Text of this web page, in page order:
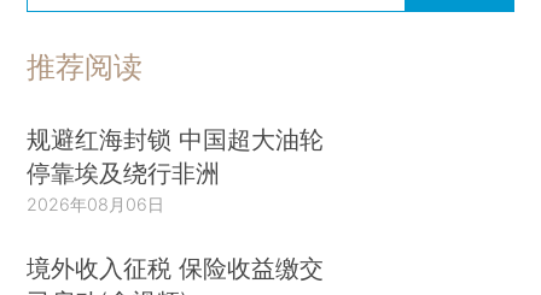
推荐阅读
规避红海封锁 中国超大油轮
停靠埃及绕行非洲
2026年08月06日
境外收入征税 保险收益缴交